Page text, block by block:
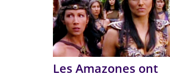
Les Amazones ont